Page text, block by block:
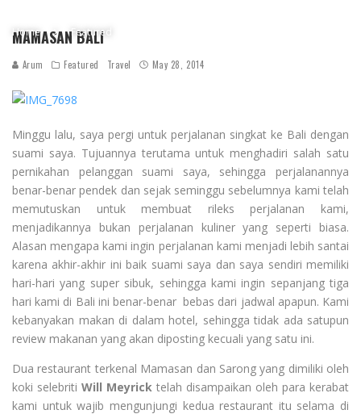
Home Featured
MAMASAN BALI
Arum Featured Travel May 28, 2014
Minggu lalu, saya pergi untuk perjalanan singkat ke Bali dengan
suami saya. Tujuannya terutama untuk menghadiri salah satu
pernikahan pelanggan suami saya, sehingga perjalanannya
benar-benar pendek dan sejak seminggu sebelumnya kami telah
memutuskan untuk membuat rileks perjalanan kami,
menjadikannya bukan perjalanan kuliner yang seperti biasa.
Alasan mengapa kami ingin perjalanan kami menjadi lebih santai
karena akhir-akhir ini baik suami saya dan saya sendiri memiliki
hari-hari yang super sibuk, sehingga kami ingin sepanjang tiga
hari kami di Bali ini benar-benar bebas dari jadwal apapun. Kami
kebanyakan makan di dalam hotel, sehingga tidak ada satupun
review makanan yang akan diposting kecuali yang satu ini.
Dua restaurant terkenal Mamasan dan Sarong yang dimiliki oleh
koki selebriti Will Meyrick telah disampaikan oleh para kerabat
kami untuk wajib mengunjungi kedua restaurant itu selama di